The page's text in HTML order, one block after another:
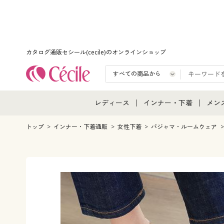
カタログ通販セシール(cecile)のオンラインショップ
レディース
レディース通販すべて
女性下着
インナー・下着
インナー・下着通販すべ
メンズ下着
ジュニア・ティーンズ下
メン
メン
メン
トップ インナー・下着通販 女性下着 パジャマ・ルームウェア